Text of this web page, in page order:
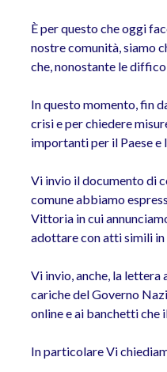
È per questo che oggi
nostre comunità, siamo
che, nonostante le
In questo momento, fin
crisi e per chiedere
importanti per il Paese
Vi invio il documento di
comune abbiamo
Vittoria in cui
adottare con atti simili in
Vi invio, anche, la
cariche del Governo
online e ai banchetti
In particolare Vi